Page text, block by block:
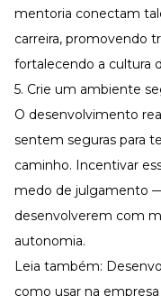
mentoria conectam
carreira, promovendo
fortalecendo a cultura
5. Crie um ambiente
O desenvolvimento
sentem seguras para
caminho. Incentivar
medo de julgamento
desenvolverem com
autonomia.
Leia também:
como usar na empresa